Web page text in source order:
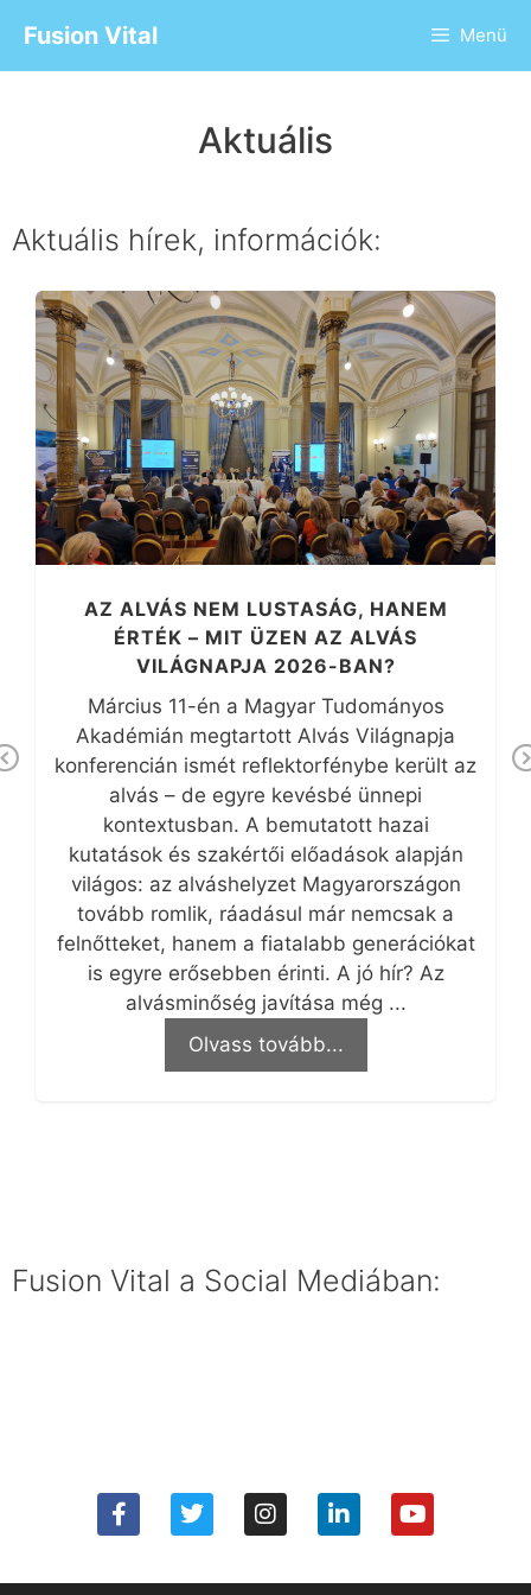
Fusion Vital Menü
Aktuális
Aktuális hírek, információk:
AZ ALVÁS NEM LUSTASÁG, HANEM
ÉRTÉK – MIT ÜZEN AZ ALVÁS
VILÁGNAPJA 2026-BAN?
Március 11-én a Magyar Tudományos
Akadémián megtartott Alvás Világnapja
konferencián ismét reflektorfénybe került az
alvás – de egyre kevésbé ünnepi
kontextusban. A bemutatott hazai
kutatások és szakértői előadások alapján
világos: az alváshelyzet Magyarországon
tovább romlik, ráadásul már nemcsak a
felnőtteket, hanem a fiatalabb generációkat
is egyre erősebben érinti. A jó hír? Az
alvásminőség javítása még ...
Olvass tovább...
Fusion Vital a Social Mediában: